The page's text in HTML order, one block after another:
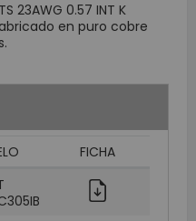
23AWG 0.57 INT K
en puro cobre
FICHA